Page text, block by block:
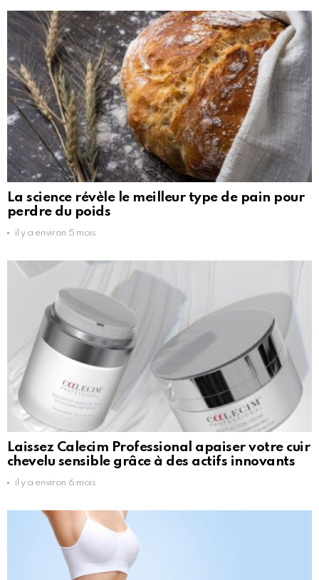
La science révèle le meilleur type de pain pour
perdre du poids
il y a environ 5 mois
Laissez Calecim Professional apaiser votre cuir
chevelu sensible grâce à des actifs innovants
il y a environ 6 mois